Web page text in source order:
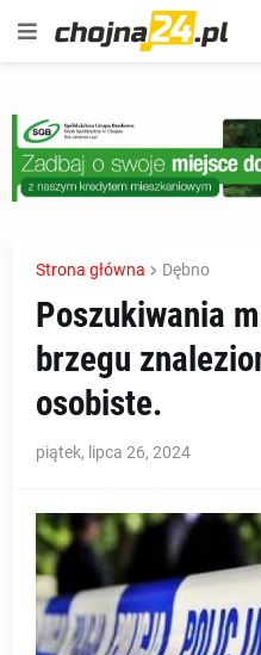
Strona główna Dębno
Poszukiwania
brzegu
osobiste.
piątek, lipca 26, 2024